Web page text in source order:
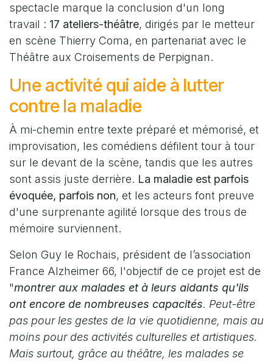
spectacle marque la conclusion d'un long
travail : 17 ateliers-théâtre, dirigés par le metteur
en scène Thierry Coma, en partenariat avec le
Théâtre aux Croisements de Perpignan.
Une activité qui aide à lutter
contre la maladie
À mi-chemin entre texte préparé et mémorisé, et
improvisation, les comédiens défilent tour à tour
sur le devant de la scène, tandis que les autres
sont assis juste derrière. La maladie est parfois
évoquée, parfois non, et les acteurs font preuve
d'une surprenante agilité lorsque des trous de
mémoire surviennent.
Selon Guy le Rochais, président de l’association
France Alzheimer 66, l'objectif de ce projet est de
"montrer aux malades et à leurs aidants qu'ils
ont encore de nombreuses capacités. Peut-être
pas pour les gestes de la vie quotidienne, mais au
moins pour des activités culturelles et artistiques.
Mais surtout, grâce au théâtre, les malades se